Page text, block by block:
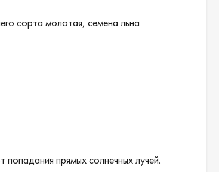
сорта молотая, семена льна
прямых солнечных лучей.